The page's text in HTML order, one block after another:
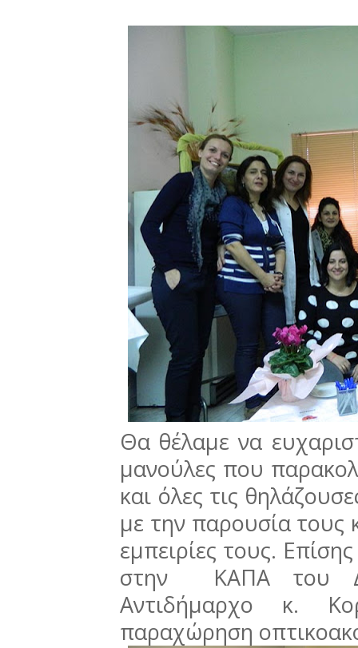
Θα θέλαμε να
μανούλες που
και όλες τις
με την παρουσία τους
εμπειρίες τους.
στην ΚΑΠΑ του
Αντιδήμαρχο κ.
παραχώρηση